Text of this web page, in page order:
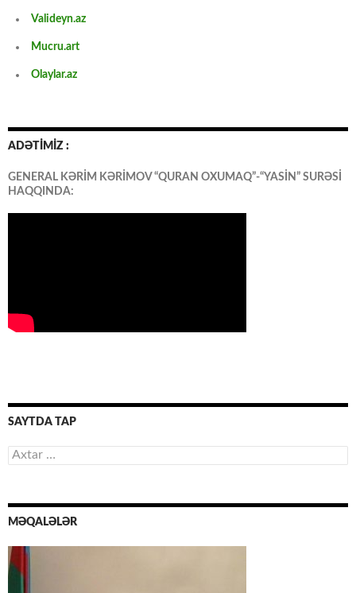
Valideyn.az
Mucru.art
Olaylar.az
ADƏTİMİZ :
GENERAL KƏRİM KƏRİMOV “QURAN OXUMAQ”-“YASİN” SURƏSİ
HAQQINDA:
SAYTDA TAP
Axtarış:
MƏQALƏLƏR